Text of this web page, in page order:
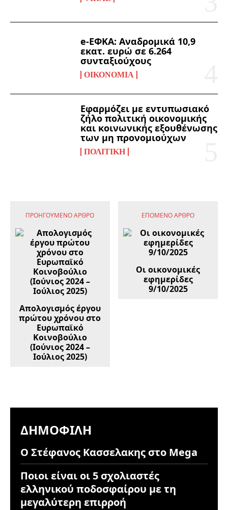
e-ΕΦΚΑ: Αναδρομικά 10,9
εκατ. ευρώ σε 6.264
συνταξιούχους
ΟΙΚΟΝΟΜΊΑ
Εφαρμόζει με εντυπωσιακό
ζήλο πολιτική οικονομικής
και κοινωνικής εξουθένωσης
των μη προνομιούχων
ΠΟΛΙΤΙΚΉ
ΠΡΟΗΓΟΎΜΕΝΟ ΆΡΘΡΟ
Απολογισμός έργου
πρώτου χρόνου στο
Ευρωπαϊκό
Κοινοβούλιο
(Ιούνιος 2024 –
Ιούλιος 2025)
ΕΠΌΜΕΝΟ ΆΡΘΡΟ
Οι οικονομικές
εφημερίδες
9/10/2025
ΔΗΜΟΦΙΛΉ
Ο Στέφανος Κασσελακης στο Mega
Ποιοι είναι οι 5 σχολιαστές
ελληνικού ποδοσφαίρου με τη
μεγαλύτερη επιρροή